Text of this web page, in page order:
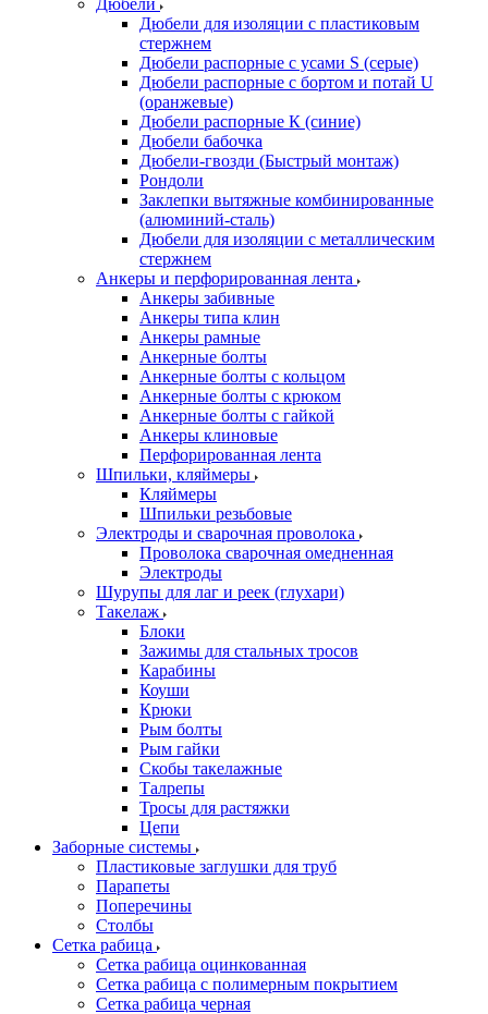
Дюбели
Дюбели для изоляции с пластиковым
стержнем
Дюбели распорные с усами S (серые)
Дюбели распорные c бортом и потай U
(оранжевые)
Дюбели распорные К (синие)
Дюбели бабочка
Дюбели-гвозди (Быстрый монтаж)
Рондоли
Заклепки вытяжные комбинированные
(алюминий-сталь)
Дюбели для изоляции с металлическим
стержнем
Анкеры и перфорированная лента
Анкеры забивные
Анкеры типа клин
Анкеры рамные
Анкерные болты
Анкерные болты с кольцом
Анкерные болты с крюком
Анкерные болты с гайкой
Анкеры клиновые
Перфорированная лента
Шпильки, кляймеры
Кляймеры
Шпильки резьбовые
Электроды и сварочная проволока
Проволока сварочная омедненная
Электроды
Шурупы для лаг и реек (глухари)
Такелаж
Блоки
Зажимы для стальных тросов
Карабины
Коуши
Крюки
Рым болты
Рым гайки
Скобы такелажные
Талрепы
Тросы для растяжки
Цепи
Заборные системы
Пластиковые заглушки для труб
Парапеты
Поперечины
Столбы
Сетка рабица
Сетка рабица оцинкованная
Сетка рабица с полимерным покрытием
Сетка рабица черная